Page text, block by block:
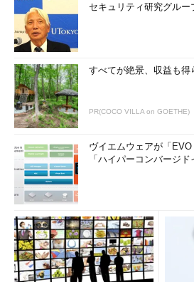
セキュリティ研究グルー
すべてが絶景、収益も得
PR(COCO VILLA on GOETHE)
ヴイエムウェアが「
「ハイパーコンバージ